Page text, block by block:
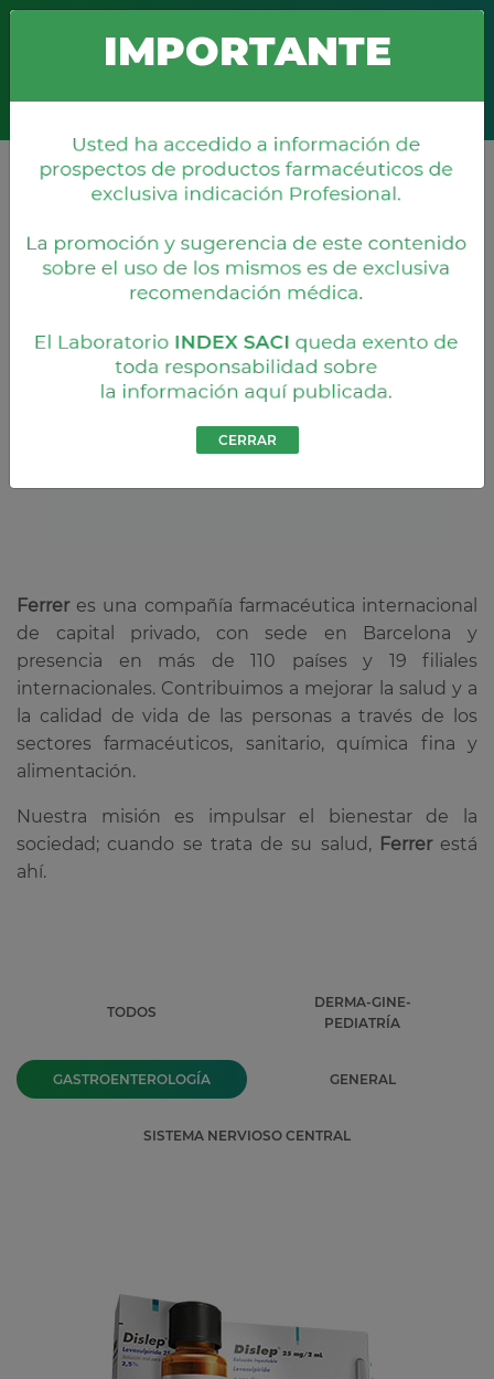
IMPORTANTE
CERRAR
Ferrer es una compañía farmacéutica internacional
de capital privado, con sede en Barcelona y
presencia en más de 110 países y 19 filiales
internacionales. Contribuimos a mejorar la salud y a
la calidad de vida de las personas a través de los
sectores farmacéuticos, sanitario, química fina y
alimentación.
Nuestra misión es impulsar el bienestar de la
sociedad; cuando se trata de su salud, Ferrer está
ahí.
TODOS
DERMA-GINE-
PEDIATRÍA
GASTROENTEROLOGÍA GENERAL
SISTEMA NERVIOSO CENTRAL